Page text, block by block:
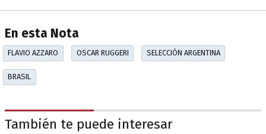
En esta Nota
FLAVIO AZZARO OSCAR RUGGERI SELECCIÓN ARGENTINA
BRASIL
También te puede interesar